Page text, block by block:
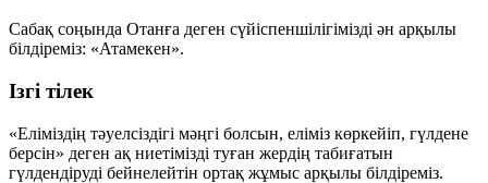
Сабақ соңында Отанға деген сүйіспеншілігімізді ән арқылы
білдіреміз: «Атамекен».
Ізгі тілек
«Еліміздің тәуелсіздігі мәңгі болсын, еліміз көркейіп, гүлдене
берсін» деген ақ ниетімізді туған жердің табиғатын
гүлдендіруді бейнелейтін ортақ жұмыс арқылы білдіреміз.